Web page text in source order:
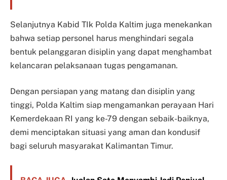
Selanjutnya Kabid TIk Polda Kaltim juga menekankan
bahwa setiap personel harus menghindari segala
bentuk pelanggaran disiplin yang dapat menghambat
kelancaran pelaksanaan tugas pengamanan.
Dengan persiapan yang matang dan disiplin yang
tinggi, Polda Kaltim siap mengamankan perayaan Hari
Kemerdekaan RI yang ke-79 dengan sebaik-baiknya,
demi menciptakan situasi yang aman dan kondusif
bagi seluruh masyarakat Kalimantan Timur.